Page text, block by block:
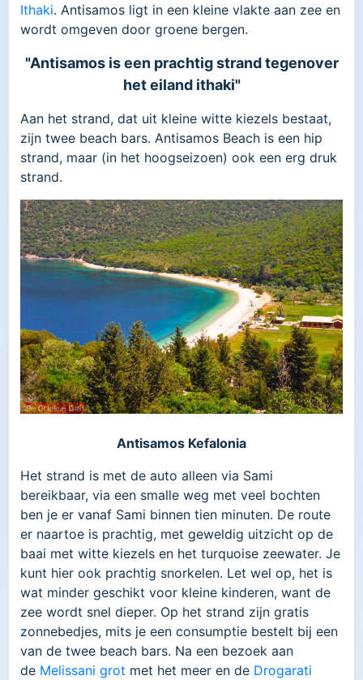
Ithaki. Antisamos ligt in een kleine vlakte aan zee en
wordt omgeven door groene bergen.
"Antisamos is een prachtig strand tegenover
het eiland ithaki"
Aan het strand, dat uit kleine witte kiezels bestaat,
zijn twee beach bars. Antisamos Beach is een hip
strand, maar (in het hoogseizoen) ook een erg druk
strand.
Antisamos Kefalonia
Het strand is met de auto alleen via Sami
bereikbaar, via een smalle weg met veel bochten
ben je er vanaf Sami binnen tien minuten. De route
er naartoe is prachtig, met geweldig uitzicht op de
baai met witte kiezels en het turquoise zeewater. Je
kunt hier ook prachtig snorkelen. Let wel op, het is
wat minder geschikt voor kleine kinderen, want de
zee wordt snel dieper. Op het strand zijn gratis
zonnebedjes, mits je een consumptie bestelt bij een
van de twee beach bars. Na een bezoek aan
de Melissani grot met het meer en de Drogarati